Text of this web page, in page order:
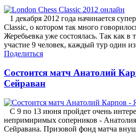
1 декабря 2012 года начинается
Classic, о котором так много
Жеребьевка уже состоялась. Так как в
участие 9 человек, каждый тур один из
Поделиться
Состоится матч Анатолий
Сейраван
С 9 по 13 июня пройдет очень
непримиримых соперников -
Сейравана. Призовой фонд матча